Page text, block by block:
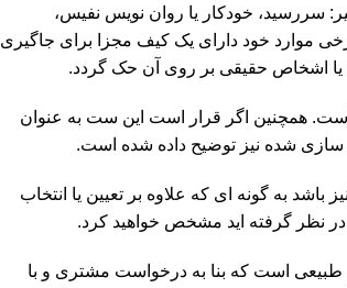
سررسید، خودکار یا روان نویس نفیس،
موارد خود دارای یک کیف مجزا برای جاگیری
یا اشخاص حقیقی بر روی آن حک گردد.
همچنین اگر قرار است این ست به عنوان
سازی شده نیز توضیح داده شده است.
باشد به گونه ای که علاوه بر تعیین یا انتخاب
در نظر گرفته اید مشخص خواهید کرد.
است که بنا به درخواست مشتری و با